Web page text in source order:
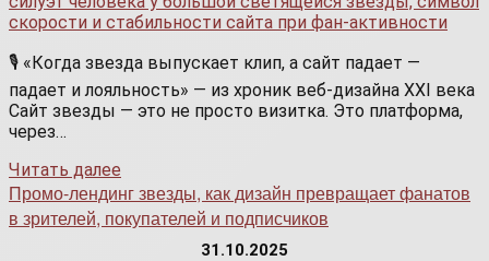
🎙️ «Когда звезда выпускает клип, а сайт падает —
падает и лояльность» — из хроник веб-дизайна XXI века
Сайт звезды — это не просто визитка. Это платформа,
через…
Читать далее
Промо-лендинг звезды, как дизайн превращает фанатов
в зрителей, покупателей и подписчиков
31.10.2025